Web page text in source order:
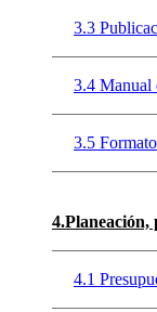
3.3
3.4 Manual
3.5
4.Planeación,
4.1